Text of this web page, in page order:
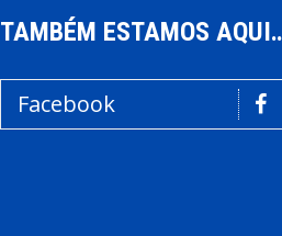
TAMBÉM ESTAMOS
Facebook